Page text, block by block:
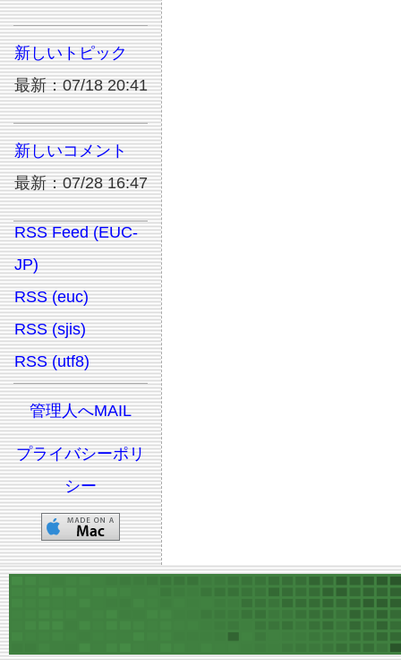
新しいトピック
最新：07/18 20:41
新しいコメント
最新：07/28 16:47
RSS Feed (EUC-
JP)
RSS (euc)
RSS (sjis)
RSS (utf8)
管理人へMAIL
プライバシーポリ
シー